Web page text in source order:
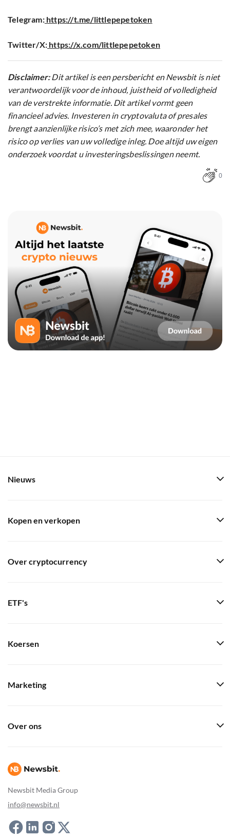
Telegram:https://t.me/littlepepetoken
Twitter/X: https://x.com/littlepepetoken
Disclaimer:Dit artikel is een persbericht en Newsbit is niet
verantwoordelijk voor de inhoud, juistheid of volledigheid
van de verstrekte informatie. Dit artikel vormt geen
financieel advies. Investeren in cryptovaluta of presales
brengt aanzienlijke risico’s met zich mee, waaronder het
risico op verlies van uw volledige inleg. Doe altijd uw eigen
onderzoek voordat u investeringsbeslissingen neemt.
0
Newsbit Media Group
info@newsbit.nl
Nieuws
Kopen en verkopen
Over cryptocurrency
ETF's
Koersen
Marketing
Over ons